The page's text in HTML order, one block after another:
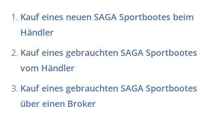
Kauf eines neuen SAGA Sportbootes beim
Händler
Kauf eines gebrauchten SAGA Sportbootes
vom Händler
Kauf eines gebrauchten SAGA Sportbootes
über einen Broker